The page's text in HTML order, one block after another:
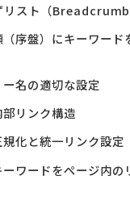
リスト（Breadcrumb
序盤）にキーワード
ー名の適切な設定
リンク構造
化と統一リンク設定
ワードをページ内の